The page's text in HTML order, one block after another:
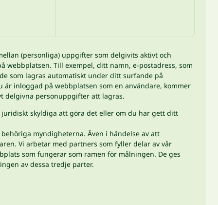
(personliga) uppgifter som delgivits aktivt och
Till exempel, ditt namn, e-postadress, som
som lagras automatiskt under ditt surfande på
är inloggad på webbplatsen som en användare, kommer
delgivna personuppgifter att lagras.
skyldiga att göra det eller om du har gett ditt
myndigheterna. Även i händelse av att
Vi arbetar med partners som fyller delar av vår
som fungerar som ramen för målningen. De ges
av dessa tredje parter.